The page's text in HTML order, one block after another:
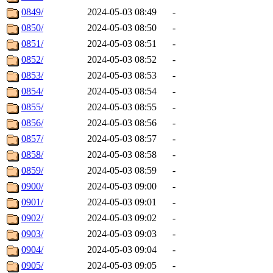
0849/
2024-05-03 08:49
-
0850/
2024-05-03 08:50
-
0851/
2024-05-03 08:51
-
0852/
2024-05-03 08:52
-
0853/
2024-05-03 08:53
-
0854/
2024-05-03 08:54
-
0855/
2024-05-03 08:55
-
0856/
2024-05-03 08:56
-
0857/
2024-05-03 08:57
-
0858/
2024-05-03 08:58
-
0859/
2024-05-03 08:59
-
0900/
2024-05-03 09:00
-
0901/
2024-05-03 09:01
-
0902/
2024-05-03 09:02
-
0903/
2024-05-03 09:03
-
0904/
2024-05-03 09:04
-
0905/
2024-05-03 09:05 -